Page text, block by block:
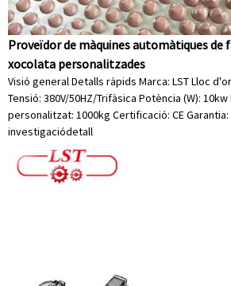
Proveïdor de màquines automàtiques de
xocolata personalitzades
Visió general Detalls ràpids Marca: LST Lloc
Tensió: 380V/50HZ/Trifàsica Potència (W): 10kw
personalitzat: 1000kg Certificació: CE Garantia:
investigaciódetall